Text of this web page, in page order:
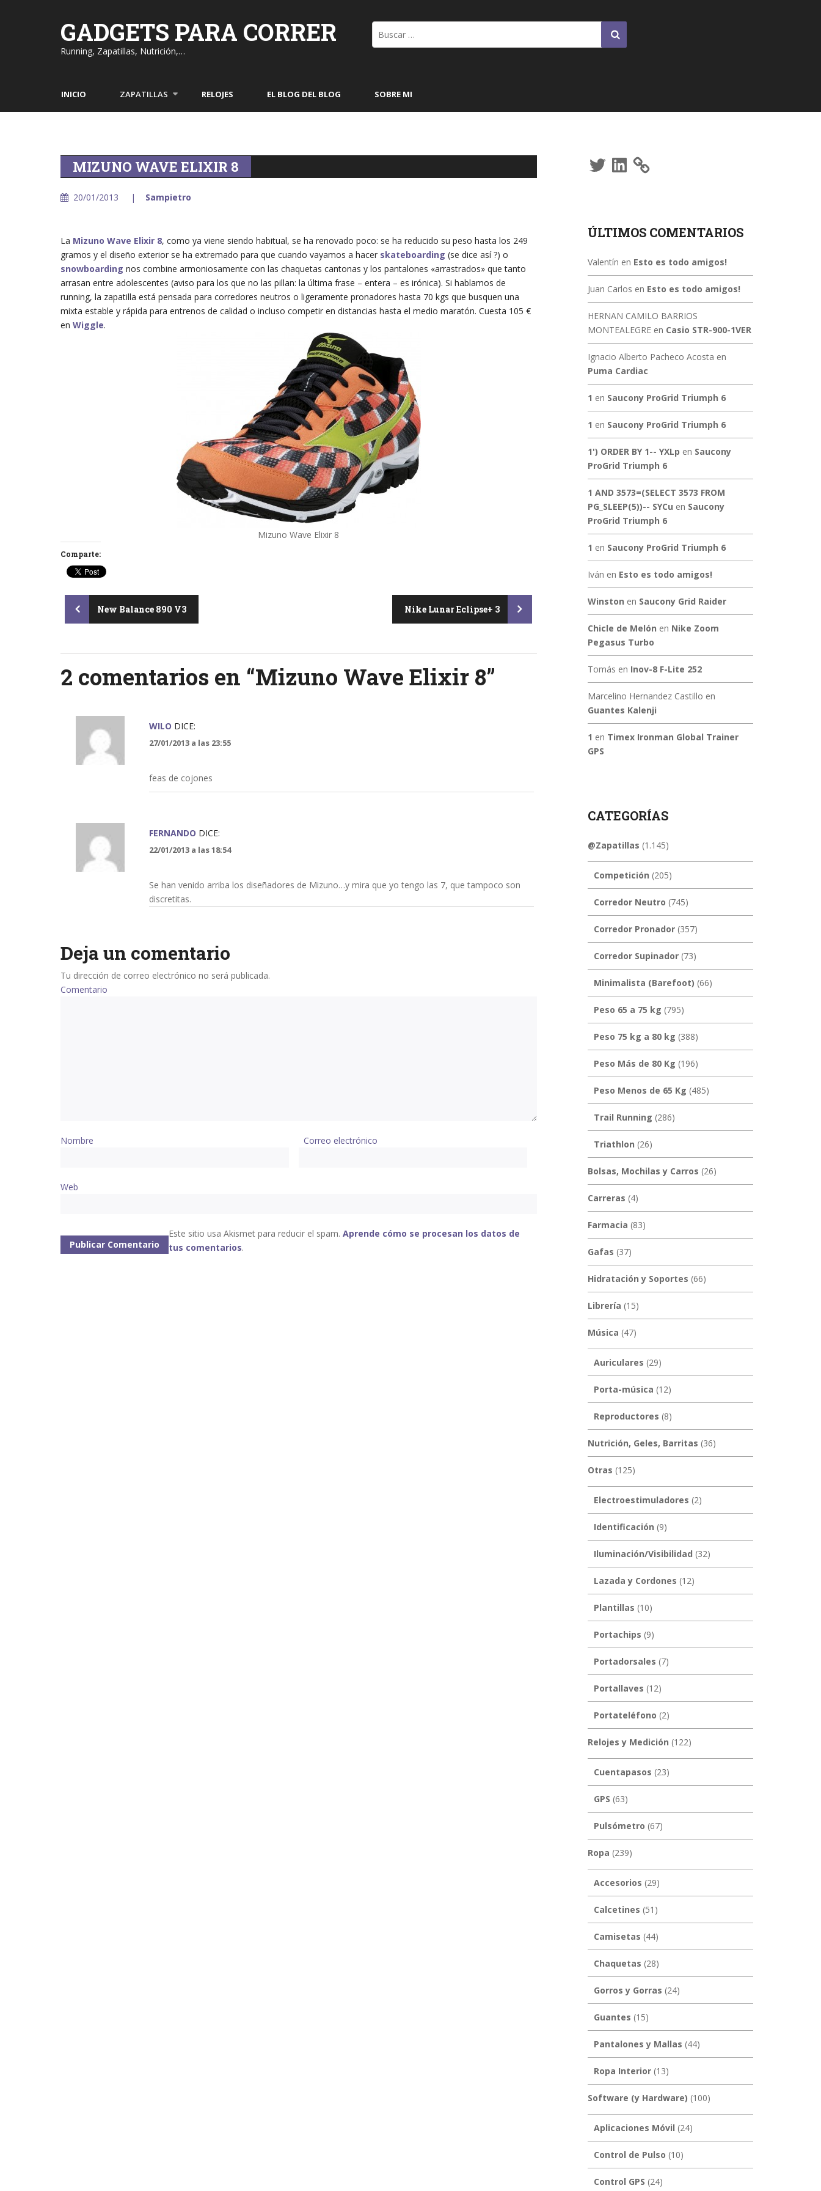
GADGETS PARA CORRER
Running, Zapatillas, Nutrición,…
INICIO ZAPATILLAS RELOJES EL BLOG DEL BLOG SOBRE MI
MIZUNO WAVE ELIXIR 8
20/01/2013 Sampietro
La Mizuno Wave Elixir 8, como ya viene siendo habitual, se ha renovado poco: se ha reducido su peso hasta los 249
gramos y el diseño exterior se ha extremado para que cuando vayamos a hacer skateboarding (se dice así ?) o
snowboarding nos combine armoniosamente con las chaquetas cantonas y los pantalones «arrastrados» que tanto
arrasan entre adolescentes (aviso para los que no las pillan: la última frase – entera – es irónica). Si hablamos de
running, la zapatilla está pensada para corredores neutros o ligeramente pronadores hasta 70 kgs que busquen una
mixta estable y rápida para entrenos de calidad o incluso competir en distancias hasta el medio maratón. Cuesta 105 €
en Wiggle.
Mizuno Wave Elixir 8
Comparte:
Post
navigation
New Balance 890 V3 Nike Lunar Eclipse+ 3
2 comentarios en “Mizuno Wave Elixir 8”
WILO DICE:
27/01/2013 a las 23:55
feas de cojones
FERNANDO DICE:
22/01/2013 a las 18:54
Se han venido arriba los diseñadores de Mizuno…y mira que yo tengo las 7, que tampoco son
discretitas.
Deja un comentario
Tu dirección de correo electrónico no será publicada.
Comentario
Nombre Correo electrónico
Web
Este sitio usa Akismet para reducir el spam. Aprende cómo se procesan los datos de
tus comentarios.
TwitterLinkedIn
ÚLTIMOS COMENTARIOS
Valentín en Esto es todo amigos!
Juan Carlos en Esto es todo amigos!
HERNAN CAMILO BARRIOS
MONTEALEGREen Casio STR-900-1VER
Ignacio Alberto Pacheco Acosta en
Puma Cardiac
1 en Saucony ProGrid Triumph 6
1 en Saucony ProGrid Triumph 6
1') ORDER BY 1-- YXLp en Saucony
ProGrid Triumph 6
1 AND 3573=(SELECT 3573 FROM
PG_SLEEP(5))-- SYCu en Saucony
ProGrid Triumph 6
1 en Saucony ProGrid Triumph 6
Iván en Esto es todo amigos!
Winston en Saucony Grid Raider
Chicle de Melón en Nike Zoom
Pegasus Turbo
Tomás en Inov-8 F-Lite 252
Marcelino Hernandez Castillo en
Guantes Kalenji
1 en Timex Ironman Global Trainer
GPS
CATEGORÍAS
@Zapatillas (1.145)
Competición (205)
Corredor Neutro (745)
Corredor Pronador(357)
Corredor Supinador(73)
Minimalista (Barefoot) (66)
Peso 65 a 75 kg (795)
Peso 75 kg a 80 kg (388)
Peso Más de 80 Kg (196)
Peso Menos de 65 Kg (485)
Trail Running (286)
Triathlon (26)
Bolsas, Mochilas y Carros (26)
Carreras (4)
Farmacia (83)
Gafas (37)
Hidratación y Soportes (66)
Librería (15)
Música (47)
Auriculares (29)
Porta-música (12)
Reproductores (8)
Nutrición, Geles, Barritas (36)
Otras (125)
Electroestimuladores (2)
Identificación (9)
Iluminación/Visibilidad (32)
Lazada y Cordones (12)
Plantillas (10)
Portachips (9)
Portadorsales (7)
Portallaves (12)
Portateléfono (2)
Relojes y Medición (122)
Cuentapasos (23)
GPS (63)
Pulsómetro (67)
Ropa (239)
Accesorios (29)
Calcetines (51)
Camisetas (44)
Chaquetas (28)
Gorros y Gorras (24)
Guantes (15)
Pantalones y Mallas (44)
Ropa Interior(13)
Software (y Hardware) (100)
Aplicaciones Móvil (24)
Control de Pulso (10)
Control GPS (24)